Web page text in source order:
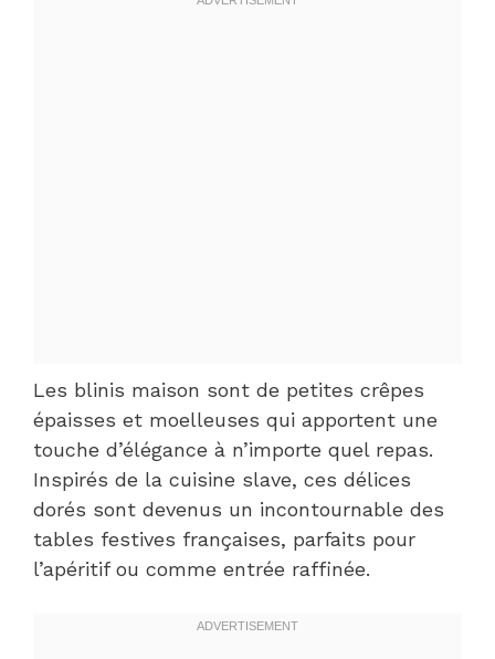
Les blinis maison sont de petites crêpes
épaisses et moelleuses qui apportent une
touche d’élégance à n’importe quel repas.
Inspirés de la cuisine slave, ces délices
dorés sont devenus un incontournable des
tables festives françaises, parfaits pour
l’apéritif ou comme entrée raffinée.